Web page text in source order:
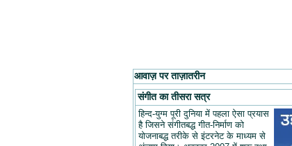
आवाज़ पर ताज़ातरीन
संगीत का तीसरा सत्र
हिन्द-युग्म पूरी दुनिया में पहला ऐसा प्रयास
है जिसने संगीतबद्ध गीत-निर्माण को
योजनाबद्ध तरीके से इंटरनेट के माध्यम से